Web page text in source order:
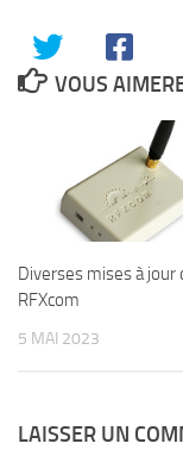
VOUS
Diverses mises à jour
RFXcom
5 MAI 2023
LAISSER UN